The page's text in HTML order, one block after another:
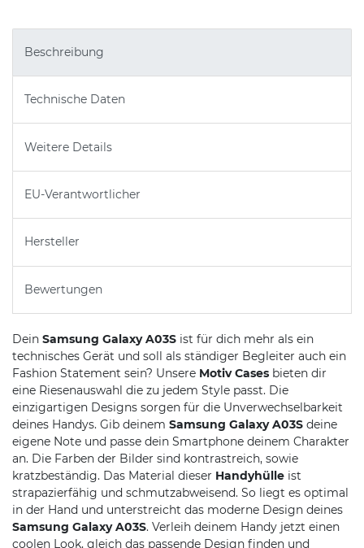
Beschreibung
Technische Daten
Weitere Details
EU-Verantwortlicher
Hersteller
Bewertungen
Dein Samsung Galaxy A03S ist für dich mehr als ein
technisches Gerät und soll als ständiger Begleiter auch ein
Fashion Statement sein? Unsere Motiv Cases bieten dir
eine Riesenauswahl die zu jedem Style passt. Die
einzigartigen Designs sorgen für die Unverwechselbarkeit
deines Handys. Gib deinem Samsung Galaxy A03S deine
eigene Note und passe dein Smartphone deinem Charakter
an. Die Farben der Bilder sind kontrastreich, sowie
kratzbeständig. Das Material dieser Handyhülle ist
strapazierfähig und schmutzabweisend. So liegt es optimal
in der Hand und unterstreicht das moderne Design deines
Samsung Galaxy A03S. Verleih deinem Handy jetzt einen
coolen Look, gleich das passende Design finden und